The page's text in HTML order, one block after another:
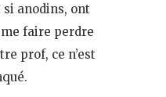
si anodins, ont
faire perdre
prof, ce n’est